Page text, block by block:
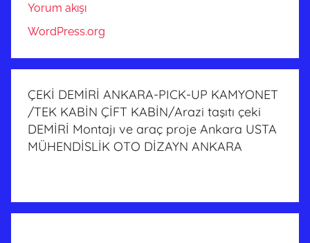
Yorum akışı
WordPress.org
ÇEKİ DEMİRİ ANKARA-PICK-UP KAMYONET
/TEK KABİN ÇİFT KABİN/Arazi taşıtı çeki
DEMİRİ Montajı ve araç proje Ankara USTA
MÜHENDİSLİK OTO DİZAYN ANKARA